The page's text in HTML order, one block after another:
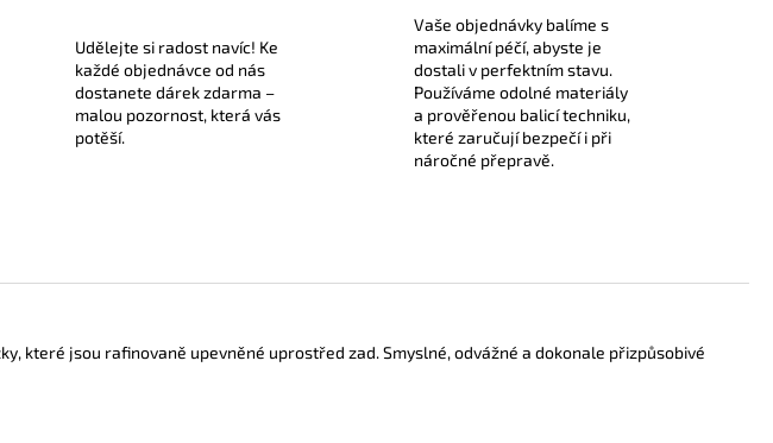
Udělejte si radost navíc! Ke
každé objednávce od nás
dostanete dárek zdarma –
malou pozornost, která vás
potěší.
Vaše objednávky balíme s
maximální péčí, abyste je
dostali v perfektním stavu.
Používáme odolné materiály
a prověřenou balicí techniku,
které zaručují bezpečí i při
náročné přepravě.
které jsou rafinovaně upevněné uprostřed zad. Smyslné, odvážné a dokonale přizpůsobivé